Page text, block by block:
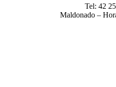
Tel: 42
Maldonado –